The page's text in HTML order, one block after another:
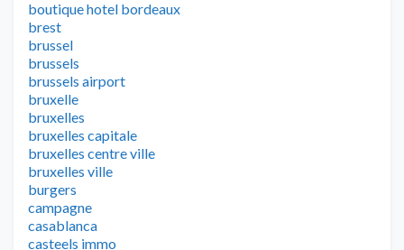
boutique hotel bordeaux
brest
brussel
brussels
brussels airport
bruxelle
bruxelles
bruxelles capitale
bruxelles centre ville
bruxelles ville
burgers
campagne
casablanca
casteels immo